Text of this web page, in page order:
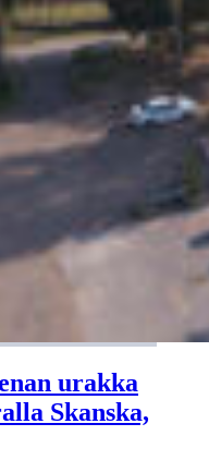
urakka
Skanska,